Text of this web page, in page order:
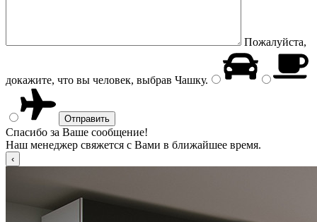
Пожалуйста,
докажите, что вы человек, выбрав Чашку.
Спасибо за Ваше сообщение!
Наш менеджер свяжется с Вами в ближайшее время.